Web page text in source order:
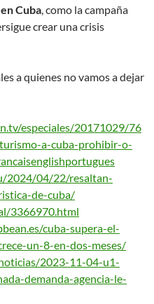
Cuba, como la campaña
crear una crisis
a quienes no vamos a dejar
especiales/20171029/76
a-cuba-prohibir-o-
2024/04/22/resaltan-
de-cuba/
3366970.html
cuba-supera-el-
un-8-en-dos-meses/
2023-11-04-u1-
demanda-agencia-le-